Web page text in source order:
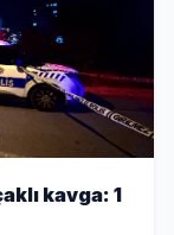
kavga: 1